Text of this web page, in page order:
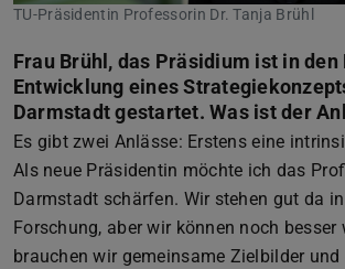
TU-Präsidentin Professorin Dr. Tanja Brühl
Frau Brühl, das Präsidium ist in den
Entwicklung eines
Darmstadt gestartet. Was ist der
Es gibt zwei Anlässe: Erstens eine
Als neue Präsidentin möchte ich das
Darmstadt schärfen. Wir stehen gut da
Forschung, aber wir können noch besser
brauchen wir gemeinsame Zielbilder und